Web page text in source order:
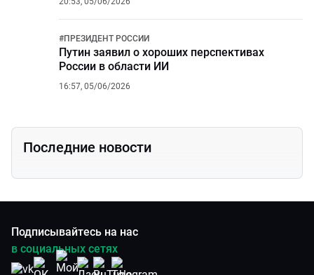
#ПРЕЗИДЕНТ РОССИИ
Путин заявил о хороших перспективах
России в области ИИ
16:57, 05/06/2026
Последние новости
Подписывайтесь на нас
в социальных сетях